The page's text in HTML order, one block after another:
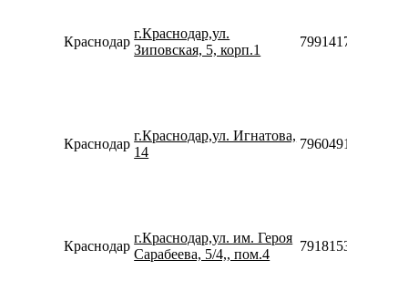
Краснодар
г.Краснодар,ул.
Зиповская, 5, корп.1
79914170645
Краснодар
г.Краснодар,ул. Игнатова,
14
79604914910
Краснодар
г.Краснодар,ул. им. Героя
Сарабеева, 5/4,, пом.4
79181532474